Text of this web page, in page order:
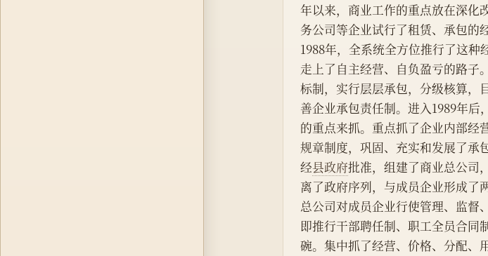
年以来，商业工作的重点放在深化
务公司等企业试行了租赁、承包的
1988年，全系统全方位推行了这
走上了自主经营、自负盈亏的路子
标制，实行层层承包，分级核算，
善企业承包责任制。进入1989年
的重点来抓。重点抓了企业内部经
规章制度，巩固、充实和发展了承
经县政府批准，组建了商业总公司
离了政府序列，与成员企业形成了
总公司对成员企业行使管理、监督
即推行干部聘任制、职工全员合同
碗。集中抓了经营、价格、分配